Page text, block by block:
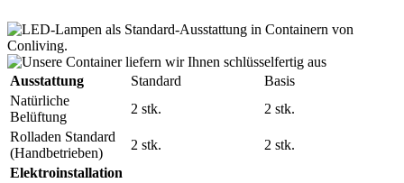
Ausstattung Standard
Basis
Natürliche
Belüftung
2 stk.
2 stk.
Rolladen Standard
(Handbetrieben)
2 stk.
2 stk.
Elektroinstallation